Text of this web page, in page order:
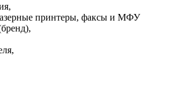
принтеры, факсы и МФУ